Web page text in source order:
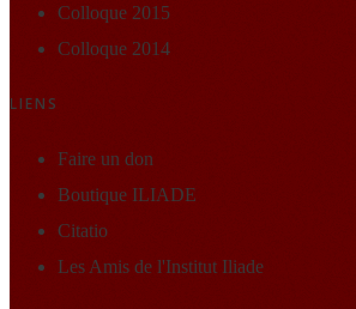
Colloque 2015
Colloque 2014
LIENS
Faire un don
Boutique ILIADE
Citatio
Les Amis de l'Institut Iliade